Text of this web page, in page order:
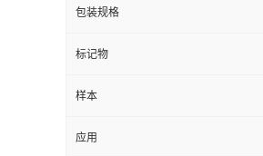
包装规格
标记物
样本
应用